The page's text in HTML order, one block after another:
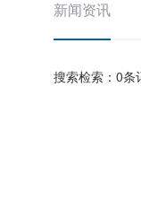
新闻资讯
搜索检索：0条